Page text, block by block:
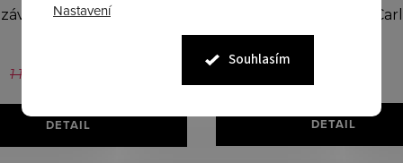
Nastavení
Souhlasím
tričko Padova
1 150 Kč
DETAIL
BR závodní tričko
dámské
DETAIL